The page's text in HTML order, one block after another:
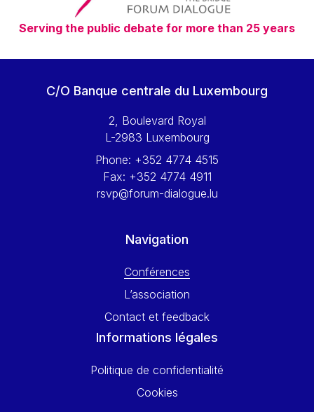
Vítor Manuel da Silva Caldeira
Viviane Reding
Walter Hagg
Wolfgang Ketterle
Yossi Beillin
Yves FRANCHET
Serving the public debate for more than 25 years
C/O Banque centrale du Luxembourg
2, Boulevard Royal
L-2983 Luxembourg
Phone: +352 4774 4515
Fax: +352 4774 4911
rsvp@forum-dialogue.lu
Navigation
Conférences
L’association
Contact et feedback
Informations légales
Politique de confidentialité
Cookies